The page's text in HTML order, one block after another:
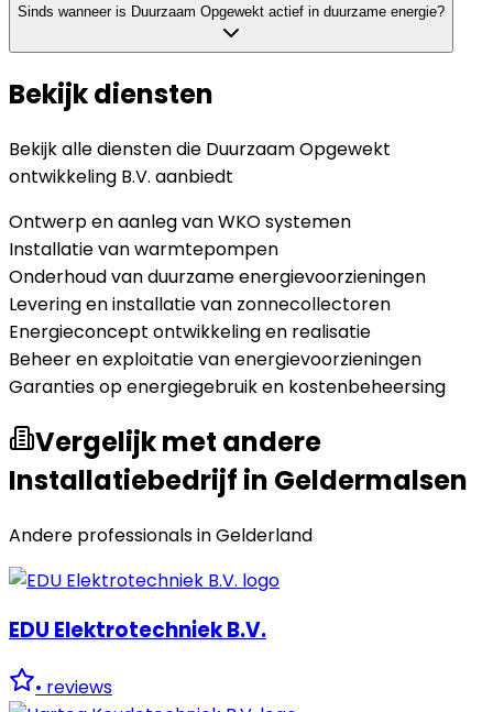
Sinds wanneer is Duurzaam Opgewekt actief in duurzame energie?
Bekijk diensten
Bekijk alle diensten die Duurzaam Opgewekt
ontwikkeling B.V. aanbiedt
Ontwerp en aanleg van WKO systemen
Installatie van warmtepompen
Onderhoud van duurzame energievoorzieningen
Levering en installatie van zonnecollectoren
Energieconcept ontwikkeling en realisatie
Beheer en exploitatie van energievoorzieningen
Garanties op energiegebruik en kostenbeheersing
Vergelijk met andere
Installatiebedrijf in Geldermalsen
Andere professionals inGelderland
EDU Elektrotechniek B.V.
• reviews